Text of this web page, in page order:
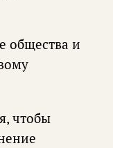
общества и
чтобы